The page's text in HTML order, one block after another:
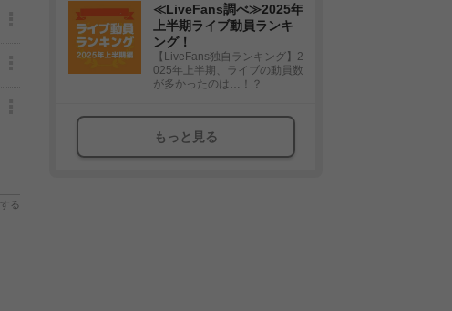
る
≪LiveFans調べ≫2025年
上半期ライブ動員ランキ
ング！
【LiveFans独自ランキング】2
025年上半期、ライブの動員数
が多かったのは…！？
もっと見る